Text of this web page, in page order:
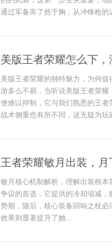
通过军备库了然于胸，从冲锋枪
美版王者荣耀怎么下
美版王者荣耀的独特魅力，为何
游多么不易，当听说美版王者荣
便难以抑制，它与我们熟悉的王
战术侧重也有所不同，这无疑为
王者荣耀敏月出装，
敏月核心机制解析，理解出装根
争议的首选，它提供的冷却缩减
势期，随后，核心装备回响之杖
效果则显著提升了她...